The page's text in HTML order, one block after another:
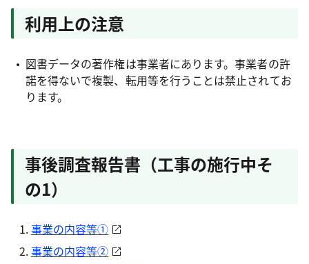
利用上の注意
図書データの著作権は事業者にあります。事業者の許
諾を得ないで複製、転用等を行うことは禁止されてお
ります。
事後調査報告書（工事の施行中そ
の1）
事業の内容等①
事業の内容等②